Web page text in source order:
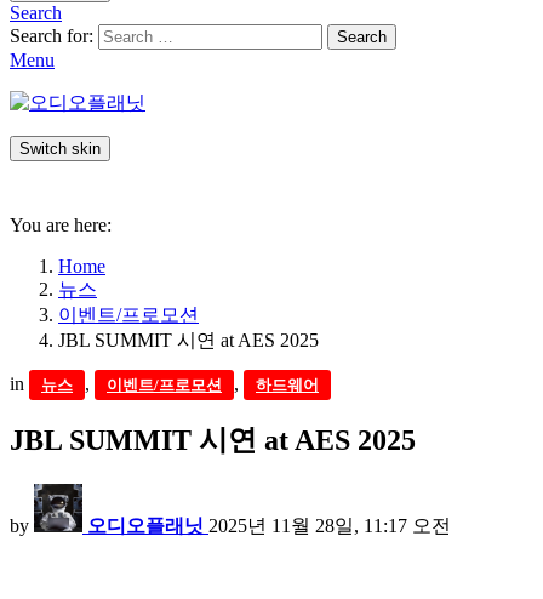
Search
Search for:
Search
Menu
Switch skin
You are here:
Home
뉴스
이벤트/프로모션
JBL SUMMIT 시연 at AES 2025
in 뉴스 , 이벤트/프로모션 , 하드웨어
JBL SUMMIT 시연 at AES 2025
by 오디오플래닛 2025년 11월 28일, 11:17 오전